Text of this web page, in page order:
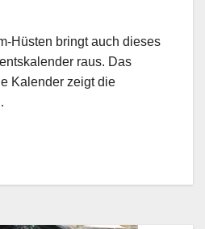
Hüsten bringt auch dieses
raus. Das
Kalender zeigt die